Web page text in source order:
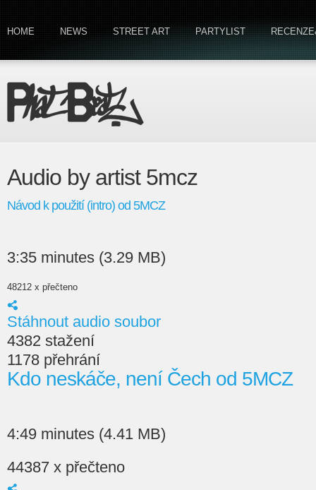
HOME NEWS STREET ART PARTYLIST
Audio by artist 5mcz
Návod k použití (intro) od 5MCZ
3:35 minutes (3.29 MB)
48212 x přečteno
Stáhnout audio soubor
4382 stažení
1178 přehrání
Kdo neskáče, není Čech od 5MCZ
4:49 minutes (4.41 MB)
44387 x přečteno